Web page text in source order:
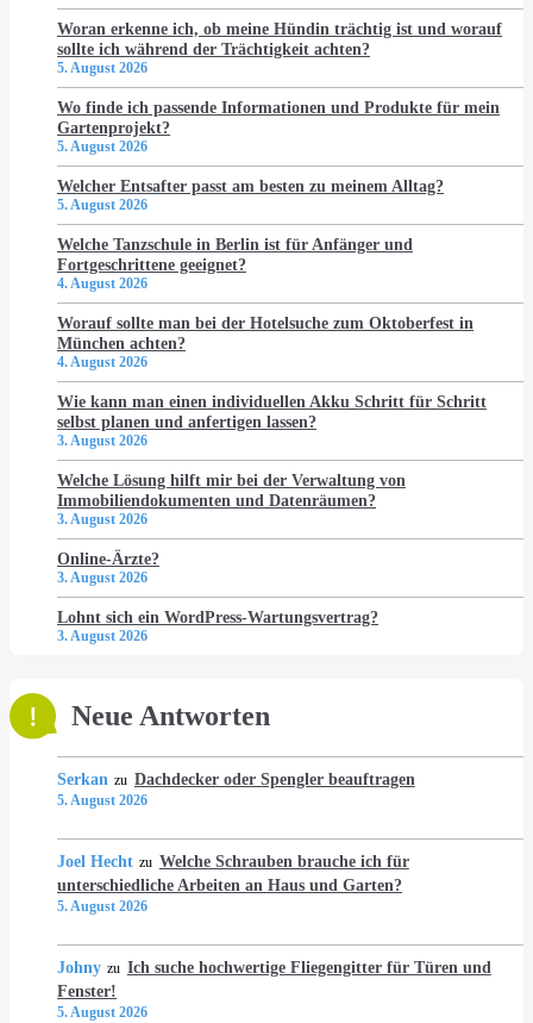
Woran erkenne ich, ob meine Hündin trächtig ist und worauf
sollte ich während der Trächtigkeit achten?
5. August 2026
Wo finde ich passende Informationen und Produkte für mein
Gartenprojekt?
5. August 2026
Welcher Entsafter passt am besten zu meinem Alltag?
5. August 2026
Welche Tanzschule in Berlin ist für Anfänger und
Fortgeschrittene geeignet?
4. August 2026
Worauf sollte man bei der Hotelsuche zum Oktoberfest in
München achten?
4. August 2026
Wie kann man einen individuellen Akku Schritt für Schritt
selbst planen und anfertigen lassen?
3. August 2026
Welche Lösung hilft mir bei der Verwaltung von
Immobiliendokumenten und Datenräumen?
3. August 2026
Online-Ärzte?
3. August 2026
Lohnt sich ein WordPress-Wartungsvertrag?
3. August 2026
Neue Antworten
Serkan zu Dachdecker oder Spengler beauftragen
5. August 2026
Joel Hecht zu Welche Schrauben brauche ich für
unterschiedliche Arbeiten an Haus und Garten?
5. August 2026
Johny zu Ich suche hochwertige Fliegengitter für Türen und
Fenster!
5. August 2026